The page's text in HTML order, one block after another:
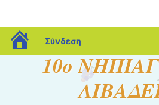
blogs.sch.gr
Σύνδεση
10ο